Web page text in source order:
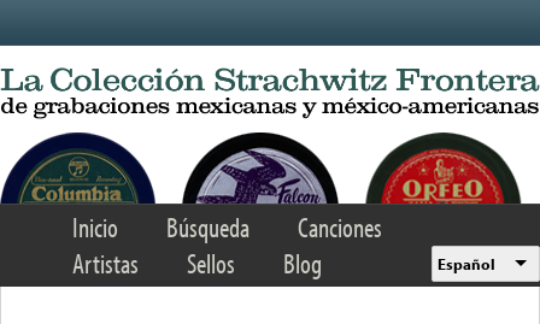
Inicio Búsqueda
Canciones
Artistas
Sellos Blog Español